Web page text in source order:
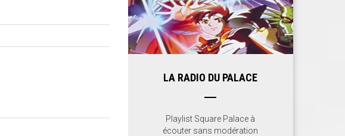
LA RADIO DU PALACE
Playlist Square Palace à
écouter sans modération